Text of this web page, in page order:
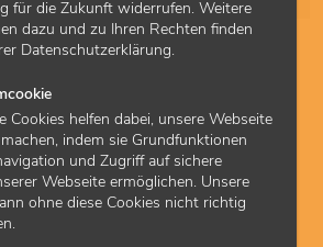
für die Zukunft widerrufen. Weitere
dazu und zu Ihren Rechten finden
Datenschutzerklärung.
Cookies helfen dabei, unsere Webseite
indem sie Grundfunktionen
und Zugriff auf sichere
Webseite ermöglichen. Unsere
ohne diese Cookies nicht richtig
gemäß 87b SGB V ab Q4/2025
(HVM) der
Hessen (KVH) gemäß § 87b
wird mit Wirkung ab 1.10.2025 geändert
Amtliche Bekanntmachung